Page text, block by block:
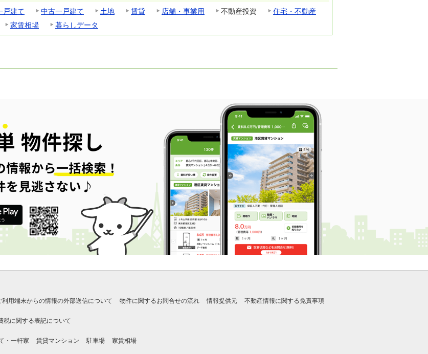
戸建て 中古一戸建て 土地 賃貸 店舗・事業用 不動産投資
住宅・不動産
家賃相場 暮らしデータ
利用端末からの情報の外部送信について 物件に関するお問合せの流れ 情報提供元 不動産情報に関する免責事項
税に関する表記について
・一軒家 賃貸マンション 駐車場 家賃相場